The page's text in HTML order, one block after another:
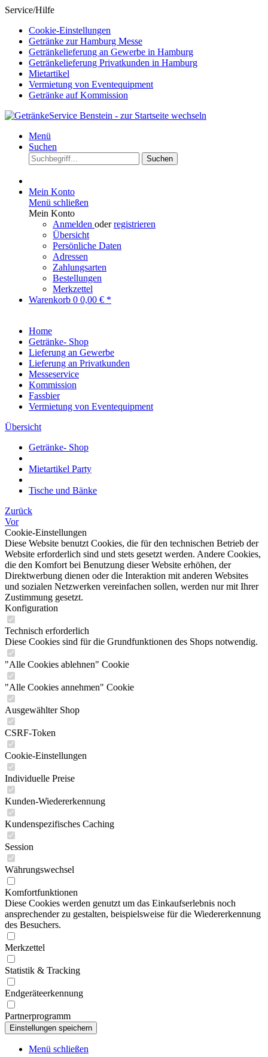
Service/Hilfe
Cookie-Einstellungen
Getränke zur Hamburg Messe
Getränkelieferung an Gewerbe in Hamburg
Getränkelieferung Privatkunden in Hamburg
Mietartikel
Vermietung von Eventequipment
Getränke auf Kommission
Menü
Suchen
Suchen
Mein Konto
Menü schließen
Mein Konto
Anmelden oderregistrieren
Übersicht
Persönliche Daten
Adressen
Zahlungsarten
Bestellungen
Merkzettel
Warenkorb 0 0,00 € *
Home
Getränke- Shop
Lieferung an Gewerbe
Lieferung an Privatkunden
Messeservice
Kommission
Fassbier
Vermietung von Eventequipment
Übersicht
Getränke- Shop
Mietartikel Party
Tische und Bänke
Zurück
Vor
Cookie-Einstellungen
Diese Website benutzt Cookies, die für den technischen Betrieb der
Website erforderlich sind und stets gesetzt werden. Andere Cookies,
die den Komfort bei Benutzung dieser Website erhöhen, der
Direktwerbung dienen oder die Interaktion mit anderen Websites
und sozialen Netzwerken vereinfachen sollen, werden nur mit Ihrer
Zustimmung gesetzt.
Konfiguration
Technisch erforderlich
Diese Cookies sind für die Grundfunktionen des Shops notwendig.
"Alle Cookies ablehnen" Cookie
"Alle Cookies annehmen" Cookie
Ausgewählter Shop
CSRF-Token
Cookie-Einstellungen
Individuelle Preise
Kunden-Wiedererkennung
Kundenspezifisches Caching
Session
Währungswechsel
Komfortfunktionen
Diese Cookies werden genutzt um das Einkaufserlebnis noch
ansprechender zu gestalten, beispielsweise für die Wiedererkennung
des Besuchers.
Merkzettel
Statistik & Tracking
Endgeräteerkennung
Partnerprogramm
Menü schließen